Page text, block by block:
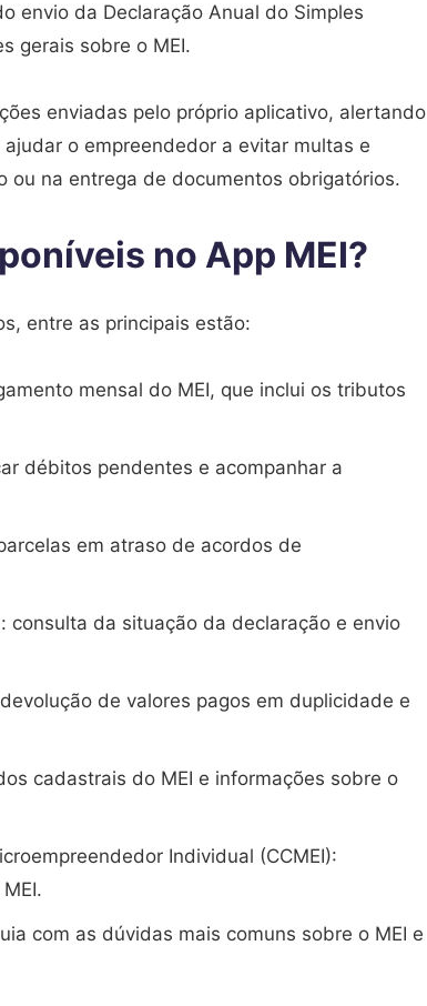
envio da Declaração Anual do Simples
gerais sobre o MEI.
enviadas pelo próprio aplicativo, alertando
o empreendedor a evitar multas e
ou na entrega de documentos obrigatórios.
no App MEI?
entre as principais estão:
mensal do MEI, que inclui os tributos
débitos pendentes e acompanhar a
em atraso de acordos de
consulta da situação da declaração e envio
de valores pagos em duplicidade e
cadastrais do MEI e informações sobre o
Individual (CCMEI):
com as dúvidas mais comuns sobre o MEI e